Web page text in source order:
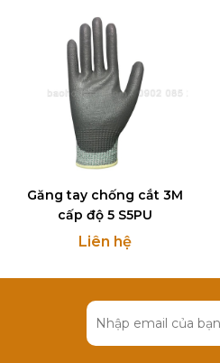
Găng tay chống cắt 3M
cấp độ 5 S5PU
Liên hệ